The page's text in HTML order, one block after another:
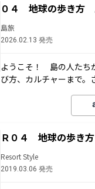
０４ 地球の歩き
島旅
2026.02.13 発売
ようこそ！ 島の人たち
び方、カルチャーまで。
Ｒ０４ 地球の歩き
Resort Style
2019.03.06 発売